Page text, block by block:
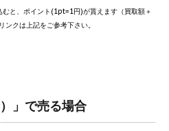
と、ポイント(1pt=1円)が貰えます（買取額＋
クは上記をご参考下さい。
」で売る場合